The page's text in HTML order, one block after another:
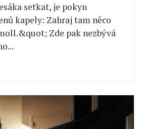
setkat, je pokyn
kapely: Zahraj tam něco
Zde pak nezbývá